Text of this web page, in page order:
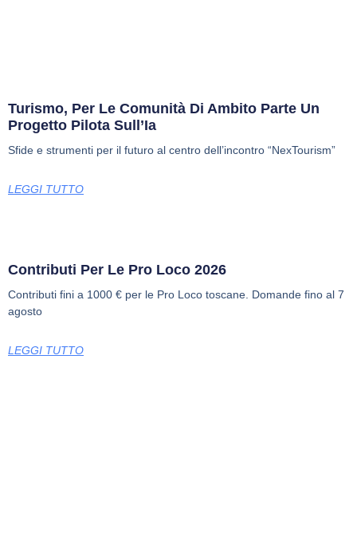
Turismo, Per Le Comunità Di Ambito Parte Un
Progetto Pilota Sull’Ia
Sfide e strumenti per il futuro al centro dell’incontro “NexTourism”
LEGGI TUTTO
Contributi Per Le Pro Loco 2026
Contributi fini a 1000 € per le Pro Loco toscane. Domande fino al 7
agosto
LEGGI TUTTO